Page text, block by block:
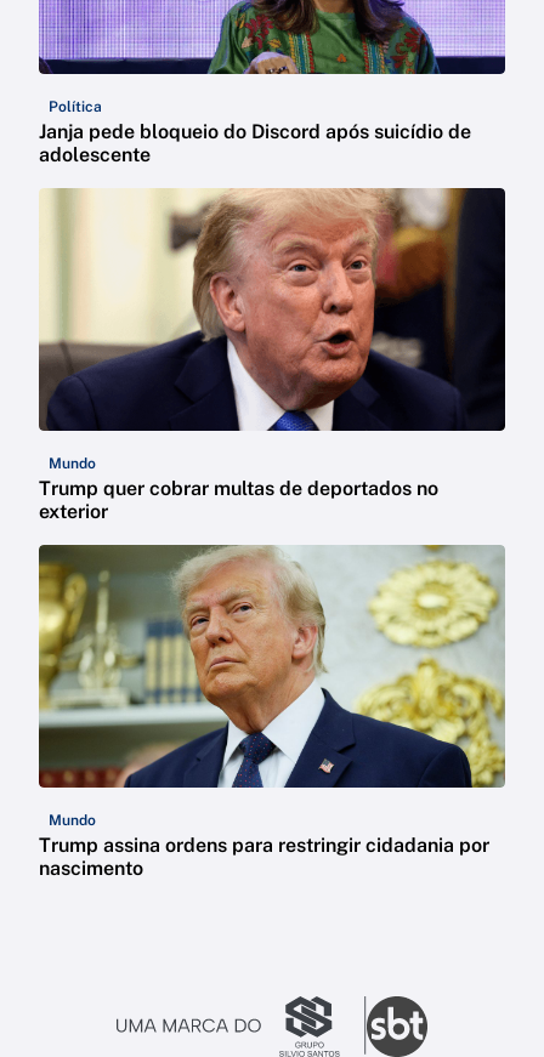
Política
Janja pede bloqueio do Discord após suicídio de
adolescente
Mundo
Trump quer cobrar multas de deportados no
exterior
Mundo
Trump assina ordens para restringir cidadania por
nascimento